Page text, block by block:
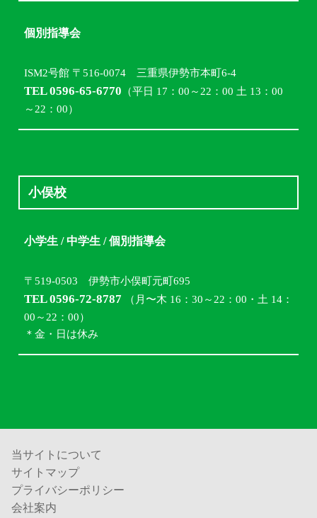
個別指導会
ISM2号館 〒516-0074 三重県伊勢市本町6-4
TEL 0596-65-6770 （平日 17：00～22：00 土 13：00
～22：00）
小俣校
小学生 / 中学生 / 個別指導会
〒519-0503 伊勢市小俣町元町695
TEL 0596-72-8787 （月〜木 16：30～22：00・土 14：
00～22：00）
＊金・日は休み
当サイトについて
サイトマップ
プライバシーポリシー
会社案内